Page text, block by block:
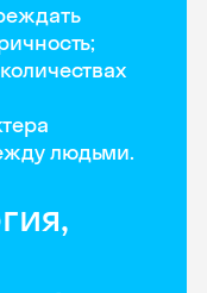
людьми.